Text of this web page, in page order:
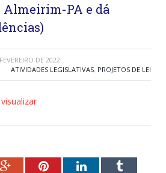
PA e dá
DE 2022
ATIVIDADES LEGISLATIVAS, PROJETOS DE LEI
Google+PinterestLinkedInTumblr